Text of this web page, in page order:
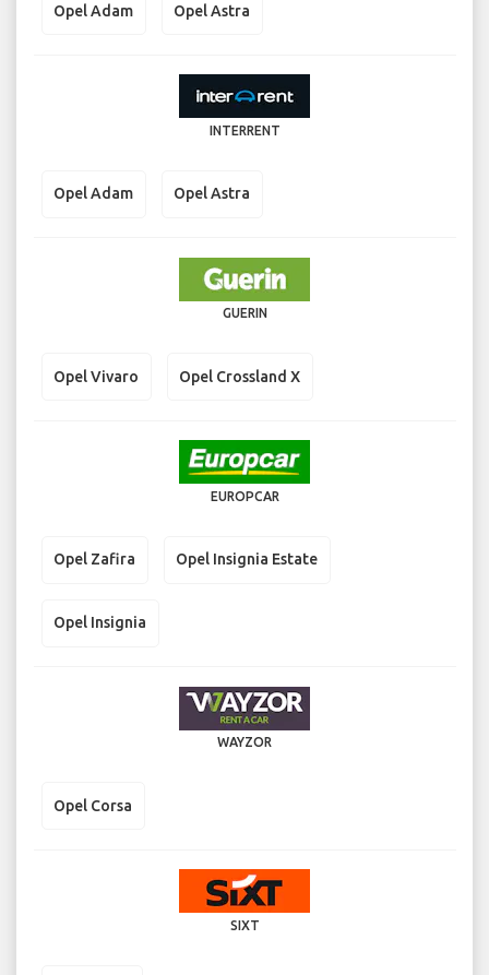
Opel Adam Opel Astra
INTERRENT
Opel Adam Opel Astra
GUERIN
Opel Vivaro Opel Crossland X
EUROPCAR
Opel Zafira Opel Insignia Estate
Opel Insignia
WAYZOR
Opel Corsa
SIXT